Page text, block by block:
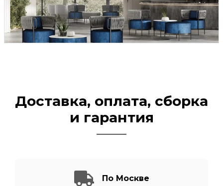
Доставка, оплата, сборка
и гарантия
По Москве